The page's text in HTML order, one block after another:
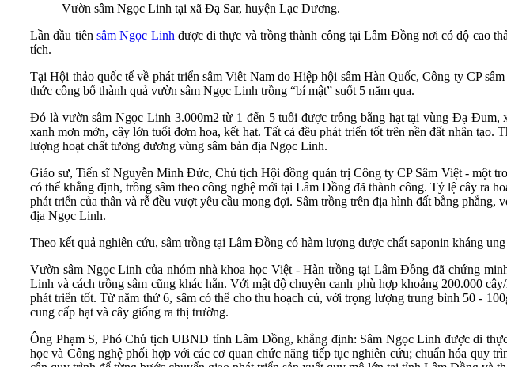
Vườn sâm Ngọc Linh tại xã Đạ Sar, huyện Lạc Dương.
Lần đầu tiên sâm Ngọc Linh được di thực và trồng thành công tại Lâm Đồng nơi có độ cao
tích.
Tại Hội thảo quốc tế về phát triển sâm Viêt Nam do Hiệp hội sâm Hàn Quốc, Công ty CP
thức công bố thành quả vườn sâm Ngọc Linh trồng “bí mật” suốt 5 năm qua.
Đó là vườn sâm Ngọc Linh 3.000m2 từ 1 đến 5 tuổi được trồng bằng hạt tại vùng Đạ
xanh mơn mởn, cây lớn tuổi đơm hoa, kết hạt. Tất cả đều phát triển tốt trên nền đất nhân
lượng hoạt chất tương đương vùng sâm bản địa Ngọc Linh.
Giáo sư, Tiến sĩ Nguyễn Minh Đức, Chủ tịch Hội đồng quản trị Công ty CP Sâm Việt - một
có thể khẳng định, trồng sâm theo công nghệ mới tại Lâm Đồng đã thành công. Tỷ lệ cây ra
phát triển của thân và rễ đều vượt yêu cầu mong đợi. Sâm trồng trên địa hình đất bằng
địa Ngọc Linh.
Theo kết quả nghiên cứu, sâm trồng tại Lâm Đồng có hàm lượng dược chất saponin kháng
Vườn sâm Ngọc Linh của nhóm nhà khoa học Việt - Hàn trồng tại Lâm Đồng đã chứng
Linh và cách trồng sâm cũng khác hẳn. Với mật độ chuyên canh phù hợp khoảng 200.000
phát triển tốt. Từ năm thứ 6, sâm có thể cho thu hoạch củ, với trọng lượng trung bình 50 -
cung cấp hạt và cây giống ra thị trường.
Ông Phạm S, Phó Chủ tịch UBND tỉnh Lâm Đồng, khẳng định: Sâm Ngọc Linh được di
học và Công nghệ phối hợp với các cơ quan chức năng tiếp tục nghiên cứu; chuẩn hóa quy